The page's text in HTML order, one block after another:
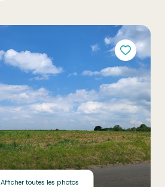
Afficher toutes les photos